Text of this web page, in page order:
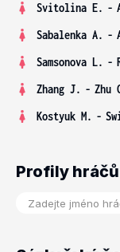
Svitolina E. -
Sabalenka A. -
Samsonova L. -
Zhang J. - Zhu
Kostyuk M. -
Profily hráčů